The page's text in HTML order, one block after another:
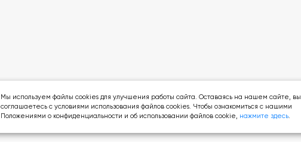
Мы в социальных сетях:
Мы используем файлы cookies для улучшения работы сайта. Оставаясь на нашем сайте, вы
соглашаетесь с условиями использования файлов cookies. Чтобы ознакомиться с нашими
Положениями о конфиденциальности и об использовании файлов cookie, нажмите здесь.